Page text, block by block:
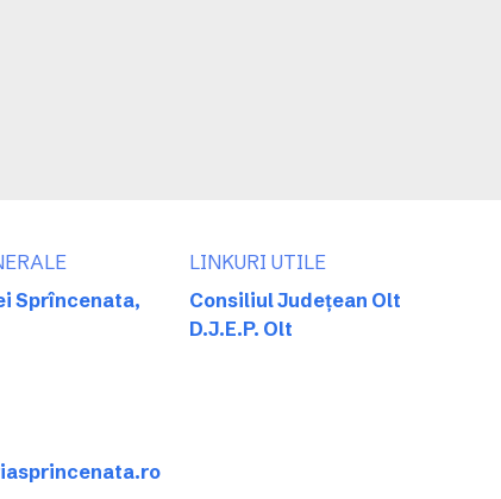
Sprîncenata,
LINKURI UTILE
Consiliul Județean Olt
D.J.E.P. Olt